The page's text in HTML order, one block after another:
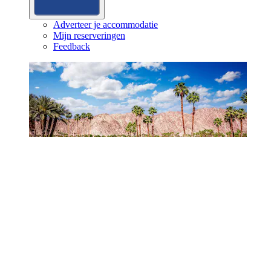
Adverteer je accommodatie
Mijn reserveringen
Feedback